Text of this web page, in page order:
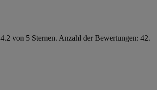
4.2 von 5 Sternen. Anzahl der Bewertungen: 42.